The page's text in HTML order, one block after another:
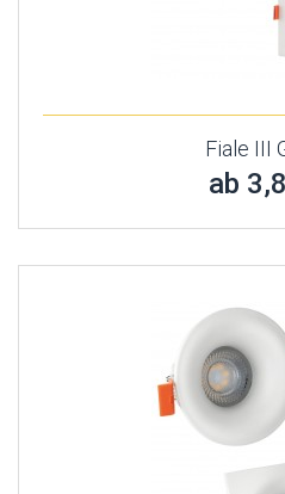
Fiale III
ab